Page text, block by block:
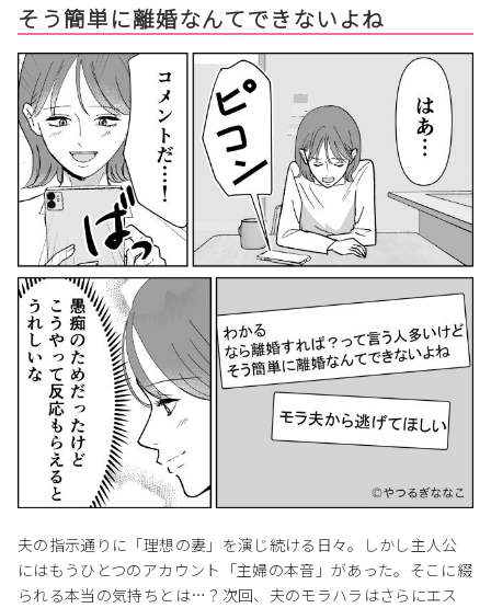
そう簡単に離婚なんてできないよね
夫の指示通りに「理想の妻」を演じ続ける日々。しかし主人公
にはもうひとつのアカウント「主婦の本音」があった。そこに綴
られる本当の気持ちとは…？次回、夫のモラハラはさらにエス